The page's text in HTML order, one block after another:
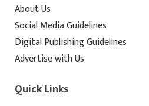
About Us
Social Media Guidelines
Digital Publishing Guidelines
Advertise with Us
Quick Links